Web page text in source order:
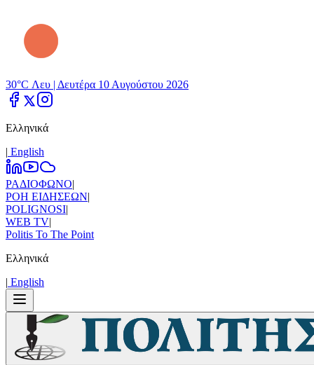
30°C Λευ | Δευτέρα 10 Αυγούστου 2026
Ελληνικά
| Εnglish
ΡΑΔΙΟΦΩΝΟ|
ΡΟΗ ΕΙΔΗΣΕΩΝ|
POLIGNOSI|
WEB TV|
Politis To The Point
Ελληνικά
| Εnglish